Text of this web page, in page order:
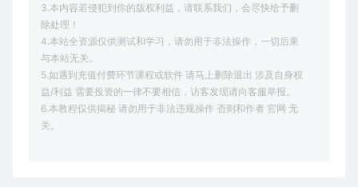
3.本内容若侵犯到你的版权利益，请联系我们，会尽快给予删
除处理！
4.本站全资源仅供测试和学习，请勿用于非法操作，一切后果
与本站无关。
5.如遇到充值付费环节课程或软件 请马上删除退出 涉及自身权
益/利益 需要投资的一律不要相信，访客发现请向客服举报。
6.本教程仅供揭秘 请勿用于非法违规操作 否则和作者 官网 无
关。